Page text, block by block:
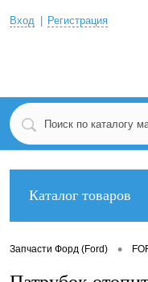
Вход Регистрация
Каталог товаров
Запчасти Форд (Ford) •